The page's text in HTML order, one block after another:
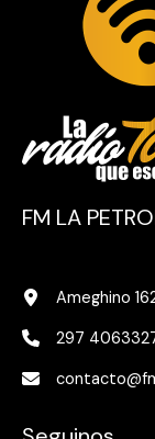
FM LA
Ameghino
297